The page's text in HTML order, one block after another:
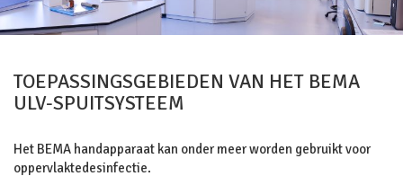
TOEPASSINGSGEBIEDEN VAN HET BEMA
ULV-SPUITSYSTEEM
Het BEMA handapparaat kan onder meer worden gebruikt voor
oppervlaktedesinfectie.